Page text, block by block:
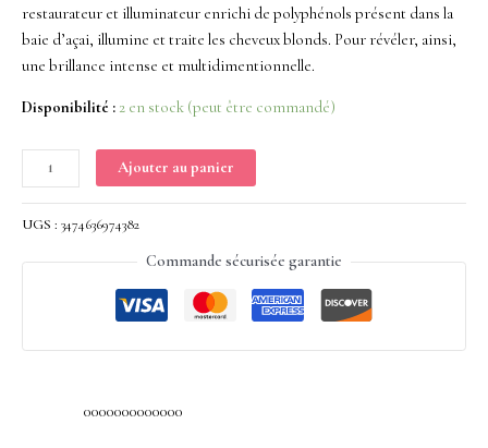
restaurateur et illuminateur enrichi de polyphénols présent dans la
baie d’açai, illumine et traite les cheveux blonds. Pour révéler, ainsi,
une brillance intense et multidimentionnelle.
Disponibilité : 2 en stock (peut être commandé)
Ajouter au panier
UGS : 3474636974382
Commande sécurisée garantie
0000000000000